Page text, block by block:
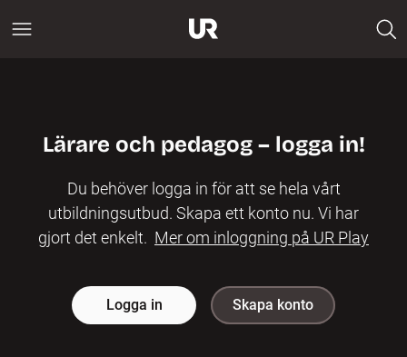
Lärare och pedagog – logga in!
Du behöver logga in för att se hela vårt
utbildningsutbud. Skapa ett konto nu. Vi har
gjort det enkelt. Mer om inloggning på UR Play
Logga in Skapa konto